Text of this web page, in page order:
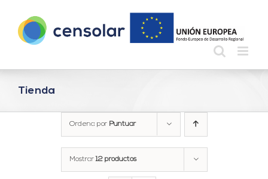
contenido
Tienda
Ordena por Puntuar
Mostrar12 productos